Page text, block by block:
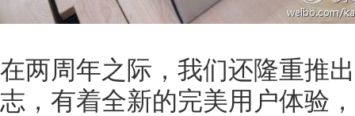
在两周年之际，我们还隆重推
志，有着全新的完美用户体验